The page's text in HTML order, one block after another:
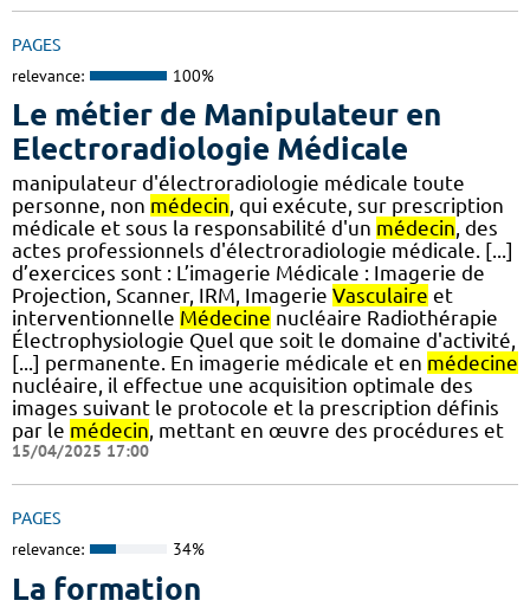
PAGES
relevance: 100%
Le métier de Manipulateur en
Electroradiologie Médicale
manipulateur d'électroradiologie médicale toute
personne, non médecin, qui exécute, sur prescription
médicale et sous la responsabilité d'un médecin, des
actes professionnels d'électroradiologie médicale. [...]
d’exercices sont : L’imagerie Médicale : Imagerie de
Projection, Scanner, IRM, Imagerie Vasculaire et
interventionnelle Médecine nucléaire Radiothérapie
Électrophysiologie Quel que soit le domaine d'activité,
[...] permanente. En imagerie médicale et en médecine
nucléaire, il effectue une acquisition optimale des
images suivant le protocole et la prescription définis
par le médecin, mettant en œuvre des procédures et
15/04/2025 17:00
PAGES
relevance: 34%
La formation